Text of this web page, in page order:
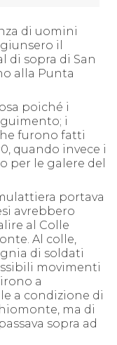
di uomini
il
di sopra di San
alla Punta
poiché i
i
furono fatti
quando invece i
per le galere del
portava
avrebbero
al Colle
Al colle,
di soldati
movimenti
a
a condizione di
ma di
sopra ad